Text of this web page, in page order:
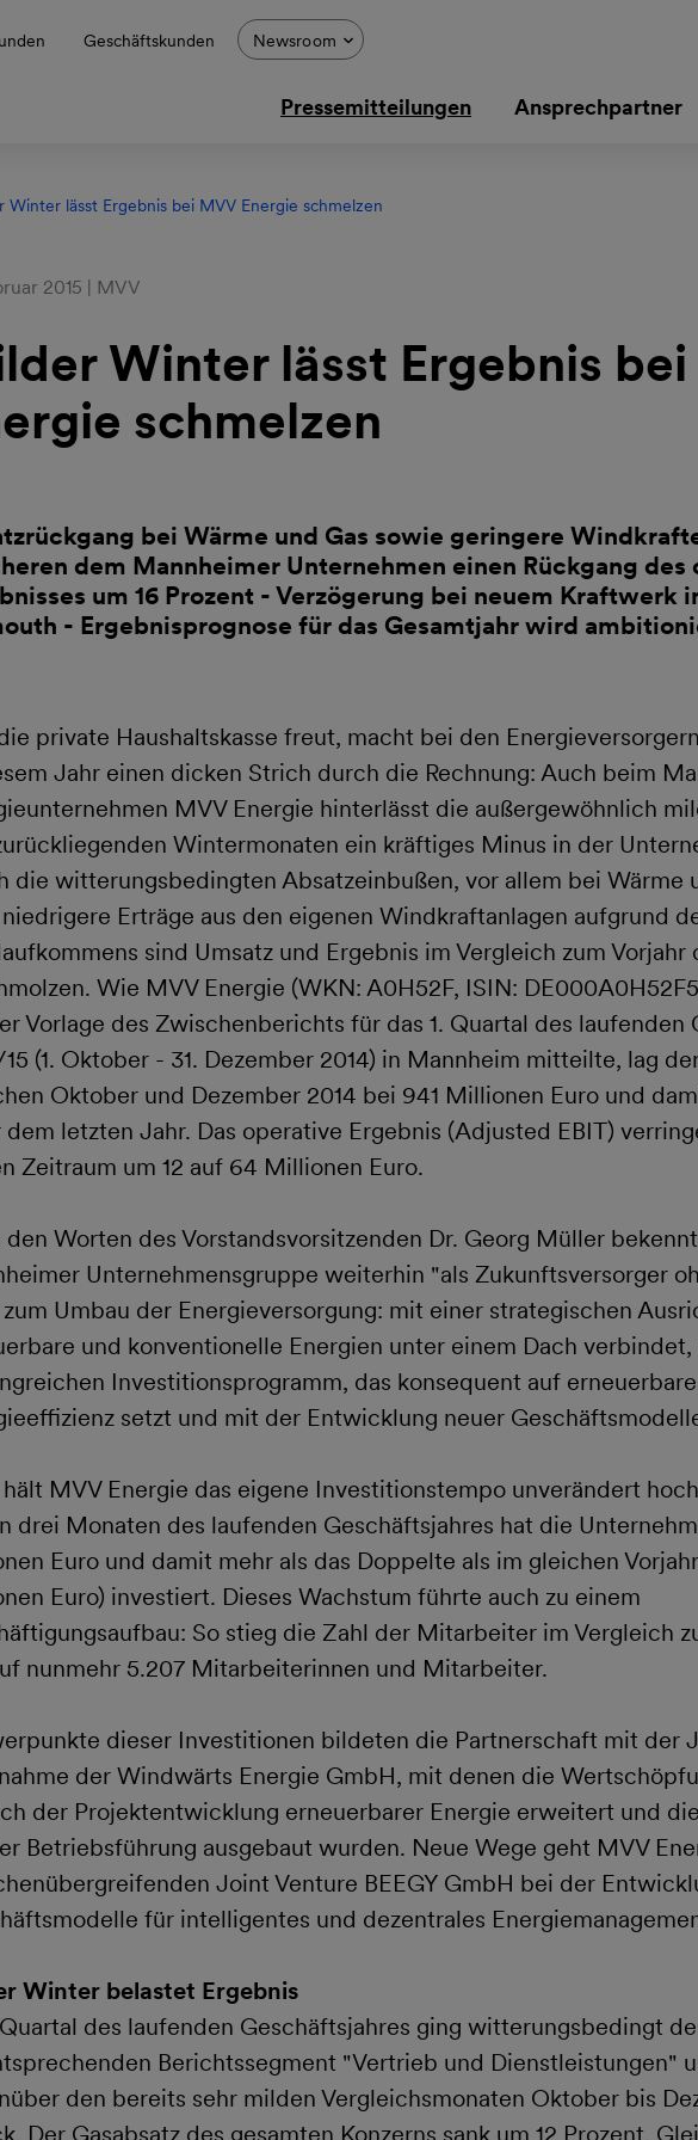
Geschäftskunden Newsroom
Pressemitteilungen Ansprechpartner
Winter lässt Ergebnis bei MVV Energie schmelzen
2015 | MVV
Winter lässt Ergebnis
schmelzen
bei Wärme und Gas sowie geringere
dem Mannheimer Unternehmen einen Rückgang des
um 16 Prozent - Verzögerung bei neuem Kraftwerk
- Ergebnisprognose für das Gesamtjahr wird
private Haushaltskasse freut, macht bei den
Jahr einen dicken Strich durch die Rechnung: Auch beim
MVV Energie hinterlässt die außergewöhnlich
Wintermonaten ein kräftiges Minus in der
die witterungsbedingten Absatzeinbußen, vor allem bei Wärme
Erträge aus den eigenen Windkraftanlagen aufgrund
sind Umsatz und Ergebnis im Vergleich zum Vorjahr
Wie MVV Energie (WKN: A0H52F, ISIN:
Vorlage des Zwischenberichts für das 1. Quartal des laufenden
(1. Oktober - 31. Dezember 2014) in Mannheim mitteilte, lag
Oktober und Dezember 2014 bei 941 Millionen Euro und
dem letzten Jahr. Das operative Ergebnis (Adjusted EBIT)
Zeitraum um 12 auf 64 Millionen Euro.
den Worten des Vorstandsvorsitzenden Dr. Georg Müller
Unternehmensgruppe weiterhin "als Zukunftsversorger
Umbau der Energieversorgung: mit einer strategischen
und konventionelle Energien unter einem Dach
Investitionsprogramm, das konsequent auf
setzt und mit der Entwicklung neuer
hält MVV Energie das eigene Investitionstempo unverändert
drei Monaten des laufenden Geschäftsjahres hat die
Euro und damit mehr als das Doppelte als im gleichen
Euro) investiert. Dieses Wachstum führte auch zu einem
So stieg die Zahl der Mitarbeiter im Vergleich
nunmehr 5.207 Mitarbeiterinnen und Mitarbeiter.
dieser Investitionen bildeten die Partnerschaft mit der
der Windwärts Energie GmbH, mit denen die
der Projektentwicklung erneuerbarer Energie erweitert und
Betriebsführung ausgebaut wurden. Neue Wege geht MVV
Joint Venture BEEGY GmbH bei der
für intelligentes und dezentrales
Winter belastet Ergebnis
Quartal des laufenden Geschäftsjahres ging witterungsbedingt
Berichtssegment "Vertrieb und Dienstleistungen"
den bereits sehr milden Vergleichsmonaten Oktober bis
Der Gasabsatz des gesamten Konzerns sank um 12 Prozent.